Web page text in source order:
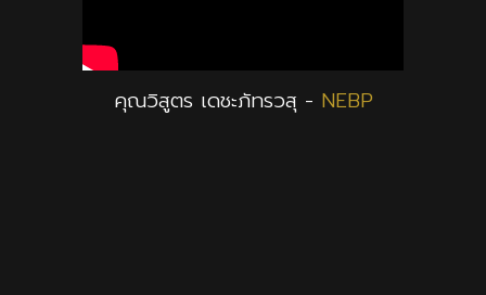
คุณวิสูตร เดชะภัทรวสุ - NEBP